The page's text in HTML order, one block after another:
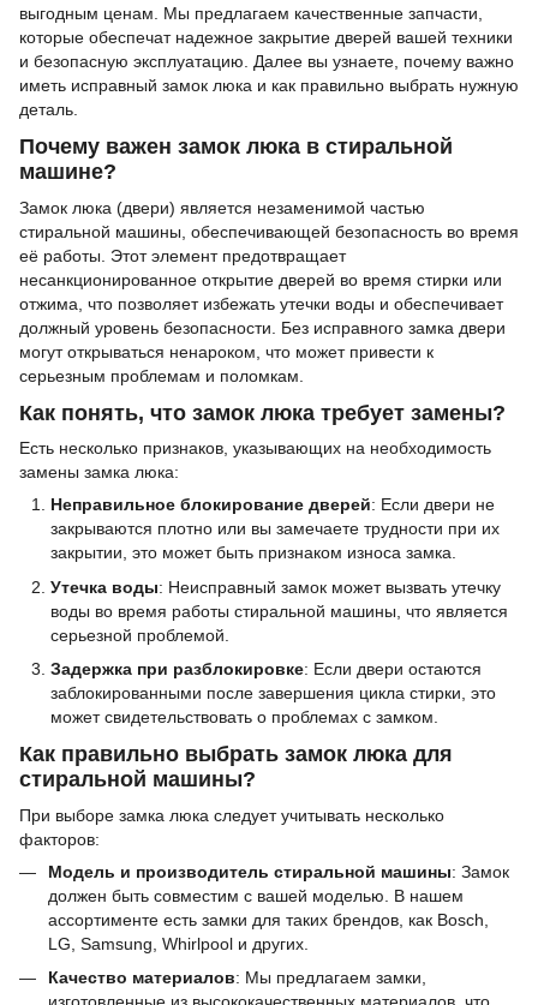
выгодным ценам. Мы предлагаем качественные запчасти,
которые обеспечат надежное закрытие дверей вашей техники
и безопасную эксплуатацию. Далее вы узнаете, почему важно
иметь исправный замок люка и как правильно выбрать нужную
деталь.
Почему важен замок люка в стиральной
машине?
Замок люка (двери) является незаменимой частью
стиральной машины, обеспечивающей безопасность во время
её работы. Этот элемент предотвращает
несанкционированное открытие дверей во время стирки или
отжима, что позволяет избежать утечки воды и обеспечивает
должный уровень безопасности. Без исправного замка двери
могут открываться ненароком, что может привести к
серьезным проблемам и поломкам.
Как понять, что замок люка требует замены?
Есть несколько признаков, указывающих на необходимость
замены замка люка:
Неправильное блокирование дверей: Если двери не
закрываются плотно или вы замечаете трудности при их
закрытии, это может быть признаком износа замка.
Утечка воды: Неисправный замок может вызвать утечку
воды во время работы стиральной машины, что является
серьезной проблемой.
Задержка при разблокировке: Если двери остаются
заблокированными после завершения цикла стирки, это
может свидетельствовать о проблемах с замком.
Как правильно выбрать замок люка для
стиральной машины?
При выборе замка люка следует учитывать несколько
факторов:
Модель и производитель стиральной машины: Замок
должен быть совместим с вашей моделью. В нашем
ассортименте есть замки для таких брендов, как Bosch,
LG, Samsung, Whirlpool и других.
Качество материалов: Мы предлагаем замки,